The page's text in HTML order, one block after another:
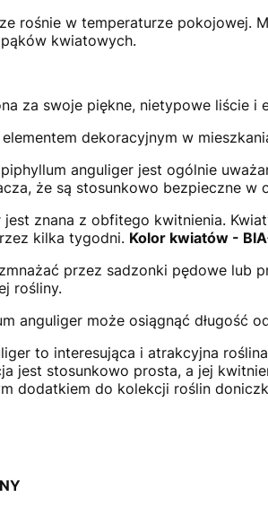
rośnie w temperaturze pokojowej.
kwiatowych.
za swoje piękne, nietypowe liście i
dekoracyjnym w
anguliger jest ogólnie
że są stosunkowo bezpieczne w
jest znana z obfitego kwitnienia.
kilka tygodni. Kolor kwiatów -
przez sadzonki pędowe lub
rośliny.
anguliger może osiągnąć długość
to interesująca i atrakcyjna
jest stosunkowo prosta, a jej
dodatkiem do kolekcji roślin